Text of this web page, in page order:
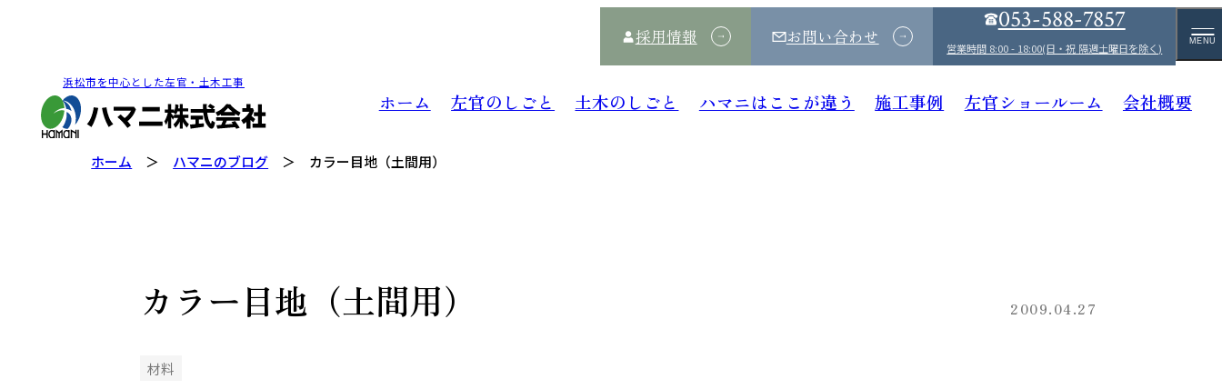
浜松市を中心とした左官・土木工事
採用情報 お問い合わせ
053-588-7857
営業時間 8:00 - 18:00(日・祝 隔週土曜日を除く)
MENU
ホーム 左官のしごと 土木のしごと ハマニはここが違う 施工事例 左官ショールーム 会社概要
ホーム ハマニのブログ カラー目地（土間用）
カラー目地（土間用） 2009.04.27
材料